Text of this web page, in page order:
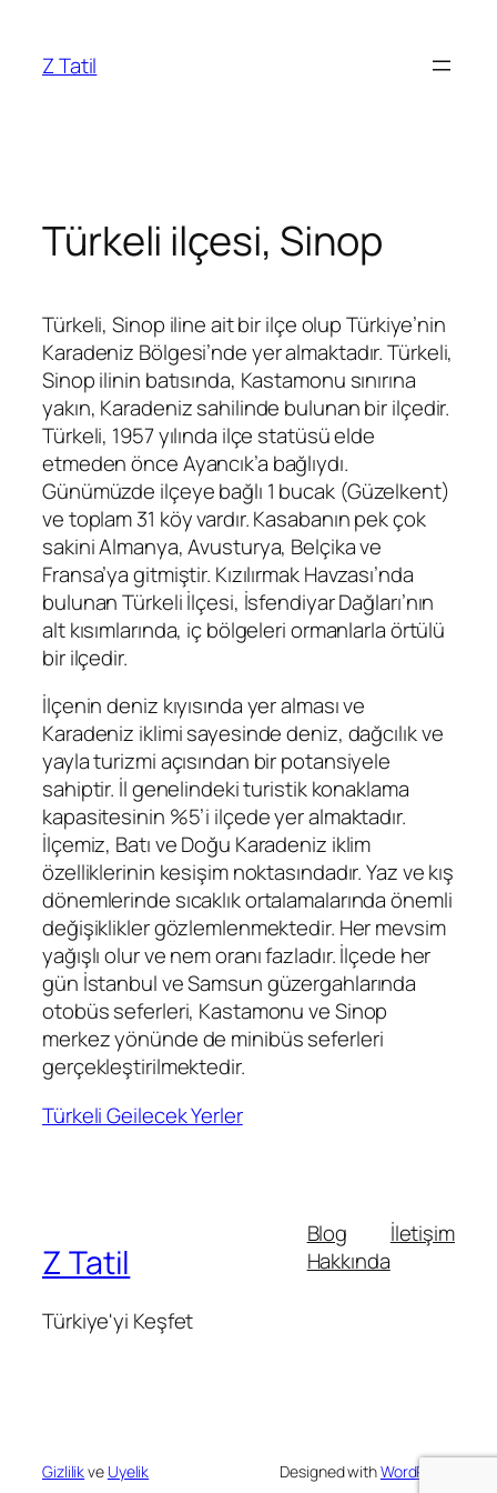
Z Tatil
Türkeli ilçesi, Sinop
Türkeli, Sinop iline ait bir ilçe olup Türkiye’nin
Karadeniz Bölgesi’nde yer almaktadır. Türkeli,
Sinop ilinin batısında, Kastamonu sınırına
yakın, Karadeniz sahilinde bulunan bir ilçedir.
Türkeli, 1957 yılında ilçe statüsü elde
etmeden önce Ayancık’a bağlıydı.
Günümüzde ilçeye bağlı 1 bucak (Güzelkent)
ve toplam 31 köy vardır. Kasabanın pek çok
sakini Almanya, Avusturya, Belçika ve
Fransa’ya gitmiştir. Kızılırmak Havzası’nda
bulunan Türkeli İlçesi, İsfendiyar Dağları’nın
alt kısımlarında, iç bölgeleri ormanlarla örtülü
bir ilçedir.
İlçenin deniz kıyısında yer alması ve
Karadeniz iklimi sayesinde deniz, dağcılık ve
yayla turizmi açısından bir potansiyele
sahiptir. İl genelindeki turistik konaklama
kapasitesinin %5’i ilçede yer almaktadır.
İlçemiz, Batı ve Doğu Karadeniz iklim
özelliklerinin kesişim noktasındadır. Yaz ve kış
dönemlerinde sıcaklık ortalamalarında önemli
değişiklikler gözlemlenmektedir. Her mevsim
yağışlı olur ve nem oranı fazladır. İlçede her
gün İstanbul ve Samsun güzergahlarında
otobüs seferleri, Kastamonu ve Sinop
merkez yönünde de minibüs seferleri
gerçekleştirilmektedir.
Türkeli Geilecek Yerler
Z Tatil
Türkiye'yi Keşfet
Blog
Hakkında
İletişim
Gizlilikve Uyelik Designed withWordPress